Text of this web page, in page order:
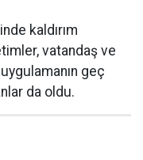
kaldırım
vatandaş ve
geç
da oldu.